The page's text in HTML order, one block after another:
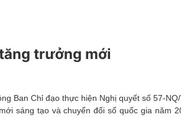
Giải pháp
trưởng mới
Ban Chỉ đạo thực hiện Nghị quyết số 57-
sáng tạo và chuyển đổi số quốc gia năm